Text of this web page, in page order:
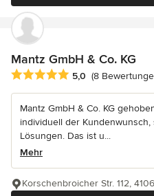
Mantz GmbH & Co. KG
Durchschnittliche Bewertung:
5,0 (8
Mantz GmbH & Co. KG
individuell der
Lösungen. Das ist u...
Mehr
Korschenbroicher Str. 112,